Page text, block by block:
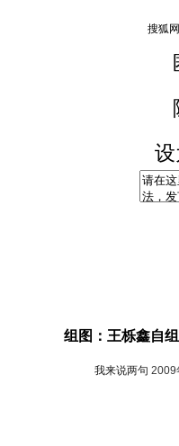
组图：王栎鑫自
我来说两句 2009